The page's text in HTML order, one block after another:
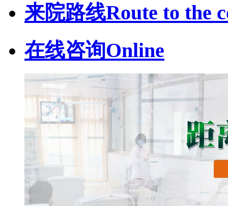
来院路线Route to the
在线咨询Online